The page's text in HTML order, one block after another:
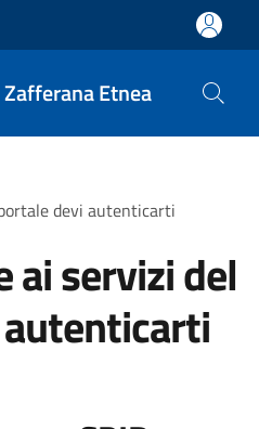
Etnea
devi autenticarti
ai servizi del